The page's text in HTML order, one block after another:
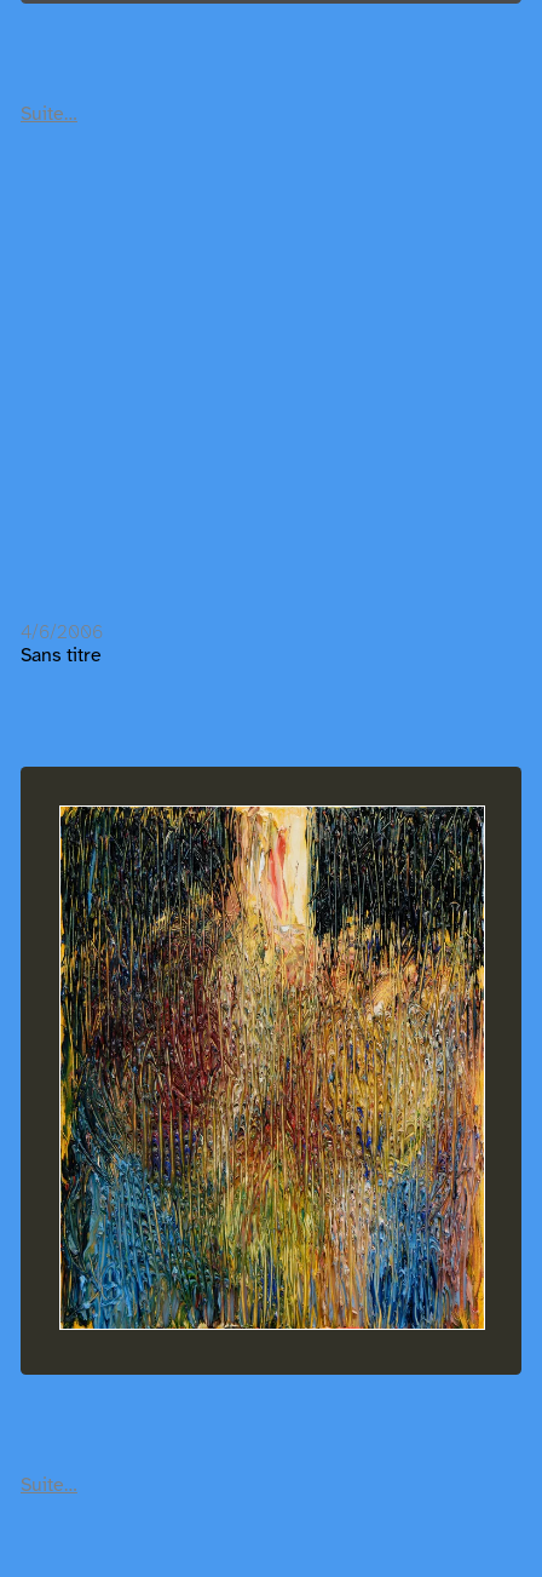
Suite…
4/6/2006
Sans titre
Suite…